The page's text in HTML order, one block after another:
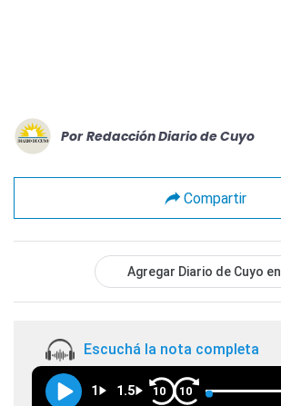
Por Redacción Diario de Cuyo
Compartir
Agregar Diario de Cuyo en
Escuchá la nota completa
1 1.5 10 10